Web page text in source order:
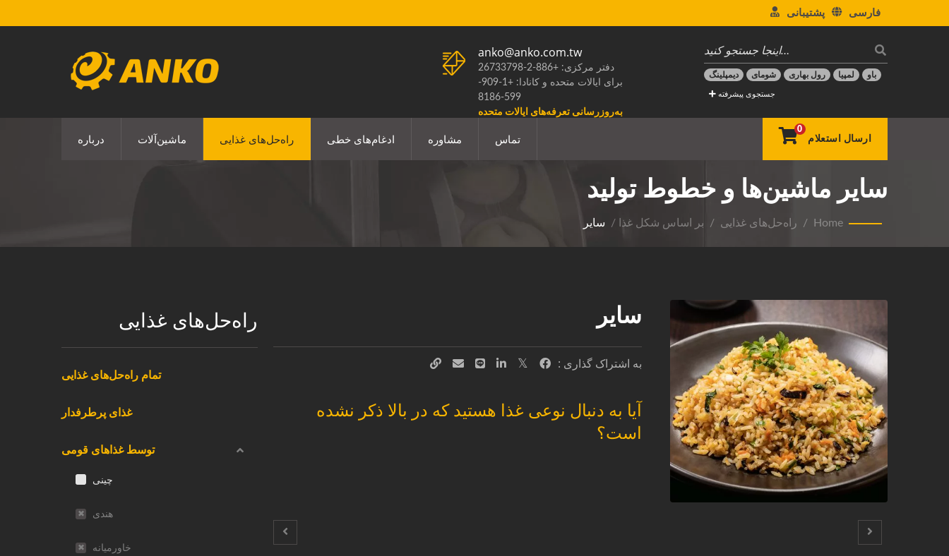
فارسی پشتیبانی
دیمپلینگ شومای رول بهاری لمپیا باو
جستجوی پیشرفته
anko@anko.com.tw
دفتر مرکزی: +886-2-26733798
برای ایالات متحده و کانادا: +1-909-
599-8186
به‌روزرسانی تعرفه‌های ایالات متحده
درباره ماشین‌آلات راه‌حل‌های غذایی ادغام‌های خطی مشاوره تماس
0
ارسال استعلام
سایر ماشین‌ها و خطوط تولید
Home
/ راه‌حل‌های غذایی / بر اساس شکل غذا / سایر
راه‌حل‌های غذایی
تمام راه‌حل‌های غذایی
غذای پرطرفدار
توسط غذاهای قومی
چینی
هندی
خاورمیانه
سایر
به اشتراک گذاری :
آیا به دنبال نوعی غذا هستید که در بالا ذکر نشده
است؟